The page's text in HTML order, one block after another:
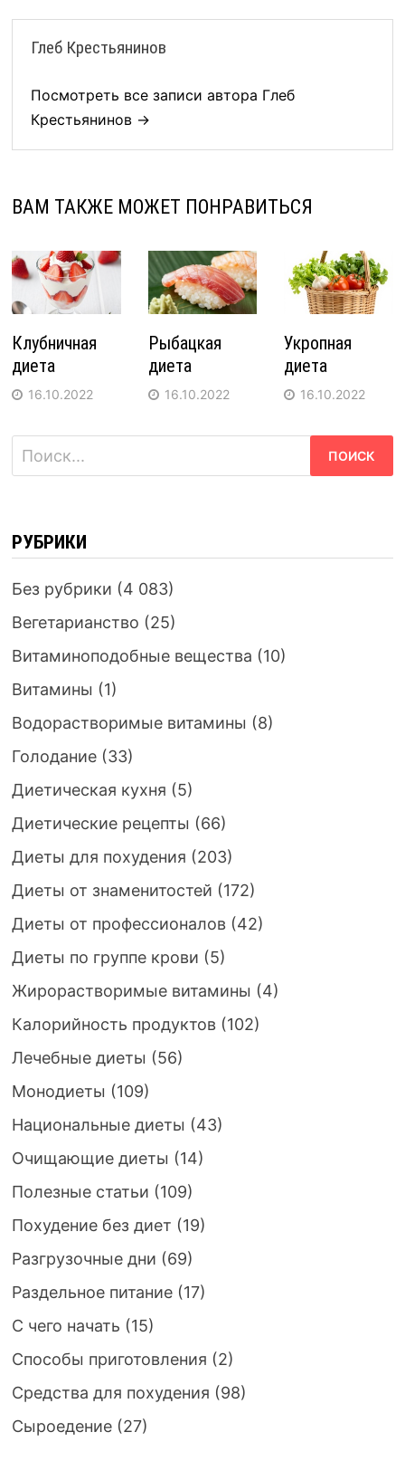
Глеб Крестьянинов
Посмотреть все записи автора Глеб
Крестьянинов →
ВАМ ТАКЖЕ МОЖЕТ ПОНРАВИТЬСЯ
Клубничная
диета
16.10.2022
Рыбацкая
диета
16.10.2022
Укропная
диета
16.10.2022
Найти:
РУБРИКИ
Без рубрики (4 083)
Вегетарианство (25)
Витаминоподобные вещества (10)
Витамины (1)
Водорастворимые витамины (8)
Голодание(33)
Диетическая кухня (5)
Диетические рецепты (66)
Диеты для похудения (203)
Диеты от знаменитостей (172)
Диеты от профессионалов(42)
Диеты по группе крови (5)
Жирорастворимые витамины (4)
Калорийность продуктов(102)
Лечебные диеты (56)
Монодиеты (109)
Национальные диеты (43)
Очищающие диеты (14)
Полезные статьи (109)
Похудение без диет (19)
Разгрузочные дни (69)
Раздельное питание(17)
С чего начать (15)
Способы приготовления (2)
Средства для похудения (98)
Сыроедение(27)